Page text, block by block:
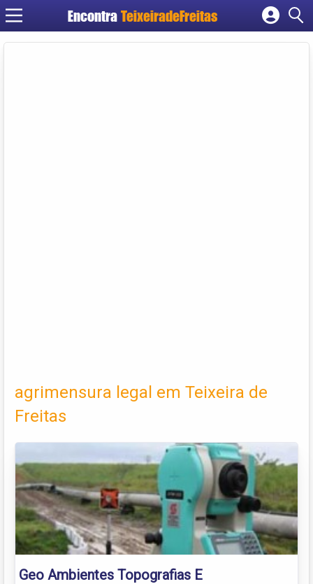
Encontra TeixeiradeFreitas
Cadastrar empresa
agrimensura legal em Teixeira de
Freitas
Geo Ambientes Topografias E